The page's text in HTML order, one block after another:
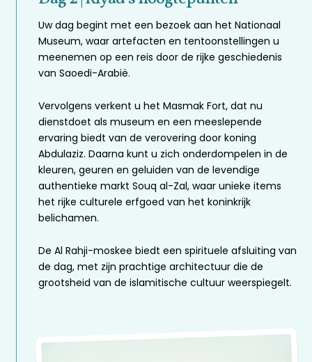
Uw dag begint met een bezoek aan het Nationaal
Museum, waar artefacten en tentoonstellingen u
meenemen op een reis door de rijke geschiedenis
van Saoedi-Arabië.
Vervolgens verkent u het Masmak Fort, dat nu
dienstdoet als museum en een meeslepende
ervaring biedt van de verovering door koning
Abdulaziz. Daarna kunt u zich onderdompelen in de
kleuren, geuren en geluiden van de levendige
authentieke markt Souq al-Zal, waar unieke items
het rijke culturele erfgoed van het koninkrijk
belichamen.
De Al Rahji-moskee biedt een spirituele afsluiting van
de dag, met zijn prachtige architectuur die de
grootsheid van de islamitische cultuur weerspiegelt.